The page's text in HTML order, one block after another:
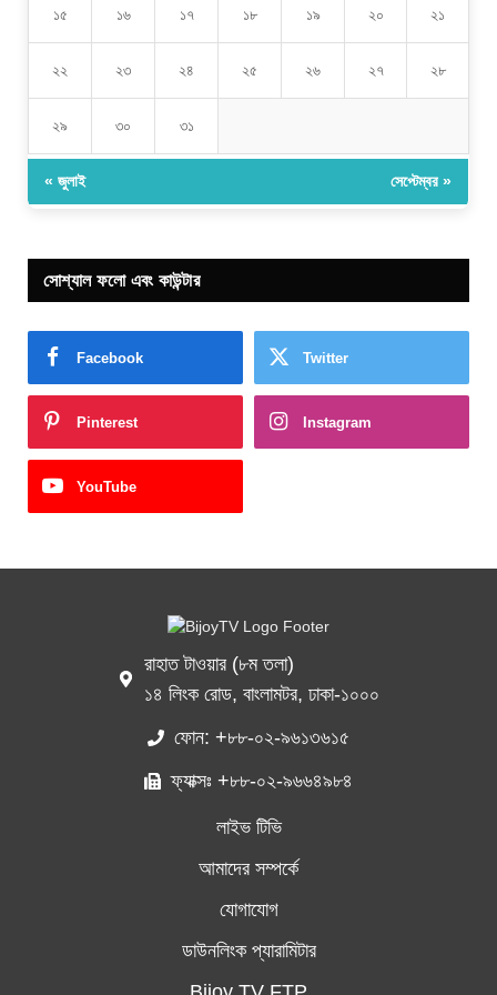
১৫ ১৬ ১৭ ১৮ ১৯ ২০ ২১
২২ ২৩ ২৪ ২৫ ২৬ ২৭ ২৮
২৯ ৩০ ৩১
« জুলাই সেপ্টেম্বর »
সোশ্যাল ফলো এবং কাউন্টার
Facebook Twitter
Pinterest Instagram
YouTube
রাহাত টাওয়ার (৮ম তলা)
১৪ লিংক রোড, বাংলামটর, ঢাকা-১০০০
ফোন: +৮৮-০২-৯৬১৩৬১৫
ফ্যাক্সঃ +৮৮-০২-৯৬৬৪৯৮৪
লাইভ টিভি
আমাদের সম্পর্কে
যোগাযোগ
ডাউনলিংক প্যারামিটার